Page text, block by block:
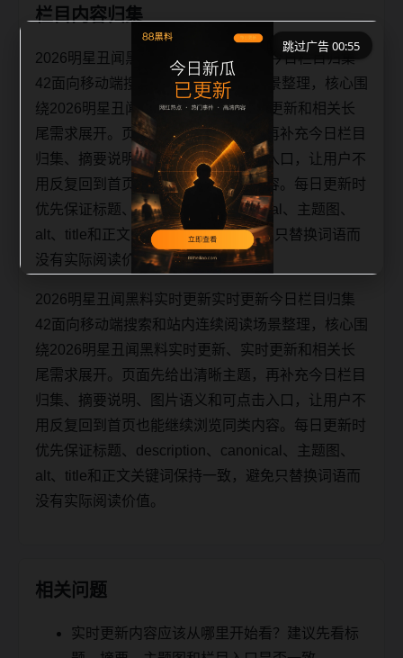
栏目内容归集
2026明星丑闻黑料实时更新实时更新今日栏目归集
42面向移动端搜索和站内连续阅读场景整理，核心围
绕2026明星丑闻黑料实时更新、实时更新和相关长
尾需求展开。页面先给出清晰主题，再补充今日栏目
归集、摘要说明、图片语义和可点击入口，让用户不
用反复回到首页也能继续浏览同类内容。每日更新时
优先保证标题、description、canonical、主题图、
alt、title和正文关键词保持一致，避免只替换词语而
没有实际阅读价值。
2026明星丑闻黑料实时更新实时更新今日栏目归集
42面向移动端搜索和站内连续阅读场景整理，核心围
绕2026明星丑闻黑料实时更新、实时更新和相关长
尾需求展开。页面先给出清晰主题，再补充今日栏目
归集、摘要说明、图片语义和可点击入口，让用户不
用反复回到首页也能继续浏览同类内容。每日更新时
优先保证标题、description、canonical、主题图、
alt、title和正文关键词保持一致，避免只替换词语而
没有实际阅读价值。
相关问题
实时更新内容应该从哪里开始看？建议先看标
跳过广告 00:54